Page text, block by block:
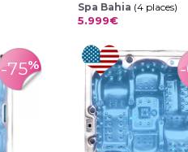
-75%
Spa Bahia (4 places)
5.999€